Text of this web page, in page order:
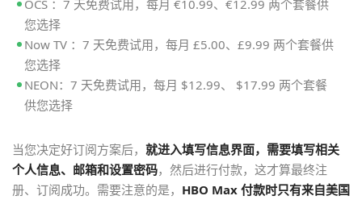
OCS ：7 天免费试用，每月 €10.99、€12.99 两个套餐供
您选择
Now TV ：7 天免费试用，每月 £5.00、£9.99 两个套餐供
您选择
NEON：7 天免费试用，每月 $12.99、 $17.99 两个套餐
供您选择
当您决定好订阅方案后， 就进入填写信息界面，需要填写相关
个人信息、邮箱和设置密码，然后进行付款，这才算最终注
册、订阅成功。需要注意的是， HBO Max 付款时只有来自美国